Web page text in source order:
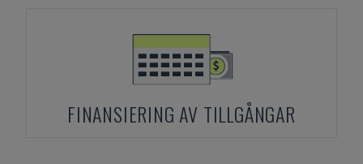
FINANSIERING AV TILLGÅNGAR